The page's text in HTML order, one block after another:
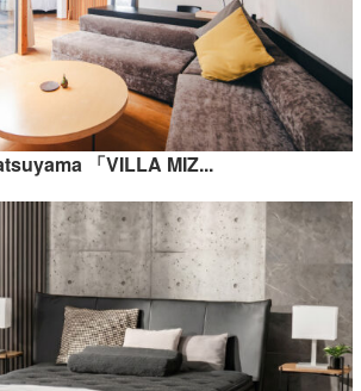
「VILLA MIZ...